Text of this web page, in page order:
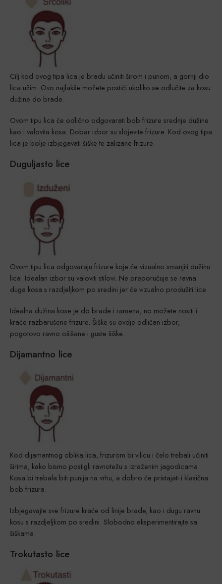
Cilj kod ovog tipa lica je bradu učiniti širom i punom, a gornji dio
lica užim. Ovo najlakše možete postići ukoliko se odlučite za kosu
dužine do brade.
Ovom tipu lica će odlično odgovarati bob frizure srednje dužine
kao i valovita kosa. Dobar izbor su slojevite frizure. Kod ovog tipa
lica je bolje izbjegavati šiške te zalizane frizure.
Duguljasto lice
Ovom tipu lica odgovaraju frizure koje će vizualno smanjiti dužinu
lica. Idealan izbor su valoviti stilovi. Ne preporučuje se ravna
duga kosa s razdjeljkom po sredini jer će vizualno produžiti lice.
Idealna dužina kose je do brade i ramena, no možete nositi i
kraće razbarušene frizure. Šiške su ovdje odličan izbor,
pogotovo ravno ošišane i guste šiške.
Dijamantno lice
Kod dijamantnog oblika lica, frizurom bi vilicu i čelo trebali učiniti
širima, kako bismo postigli ravnotežu s izraženim jagodicama.
Kosa bi trebala biti punija na vrhu, a dobro će pristajati i klasična
bob frizura.
Izbjegavajte sve frizure kraće od linije brade, kao i dugu ravnu
kosu s razdjeljkom po sredini. Slobodno eksperimentirajte sa
šiškama.
Trokutasto lice